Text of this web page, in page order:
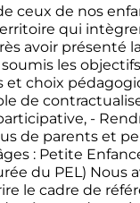
ceux de nos
qui
avoir présenté
les
et choix
de
-
de parents et
: Petite
du PEL) Nous
le cadre de